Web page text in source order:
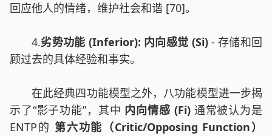
回应他人的情绪，维护社会和谐 [70]。
4.劣势功能 (Inferior): 内向感觉 (Si)- 存储和回
顾过去的具体经验和事实。
在此经典四功能模型之外，八功能模型进一步揭
示了“影子功能”，其中 内向情感 (Fi)通常被认为是
ENTP的 第六功能（Critic/Opposing Function）